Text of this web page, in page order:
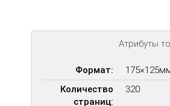
Атрибуты
Формат:
Количество
страниц:
320